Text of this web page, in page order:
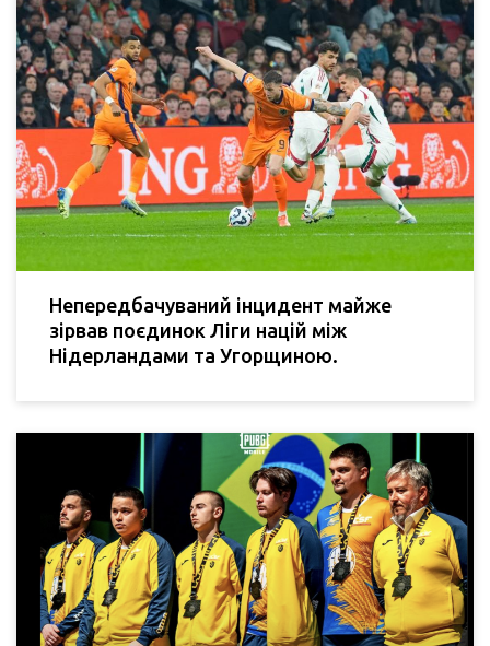
Непередбачуваний інцидент майже
зірвав поєдинок Ліги націй між
Нідерландами та Угорщиною.